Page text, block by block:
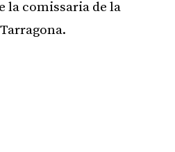
la comissaria de la